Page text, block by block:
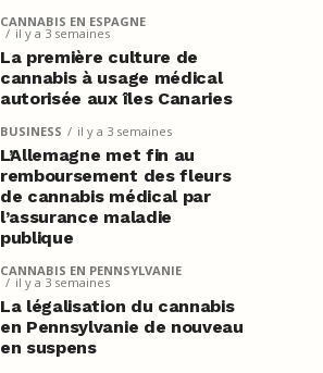
CANNABIS EN ESPAGNE
il y a 3 semaines
La première culture de
cannabis à usage médical
autorisée aux îles Canaries
BUSINESS il y a 3 semaines
L’Allemagne met fin au
remboursement des fleurs
de cannabis médical par
l’assurance maladie
publique
CANNABIS EN PENNSYLVANIE
il y a 3 semaines
La légalisation du cannabis
en Pennsylvanie de nouveau
en suspens